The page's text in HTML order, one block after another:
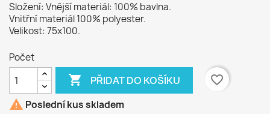
Složení: Vnější materiál: 100% bavlna.
Vnitřní materiál 100% polyester.
Velikost: 75x100.
Počet
 PŘIDAT DO KOŠÍKU
favorite_border
 Poslední kus skladem